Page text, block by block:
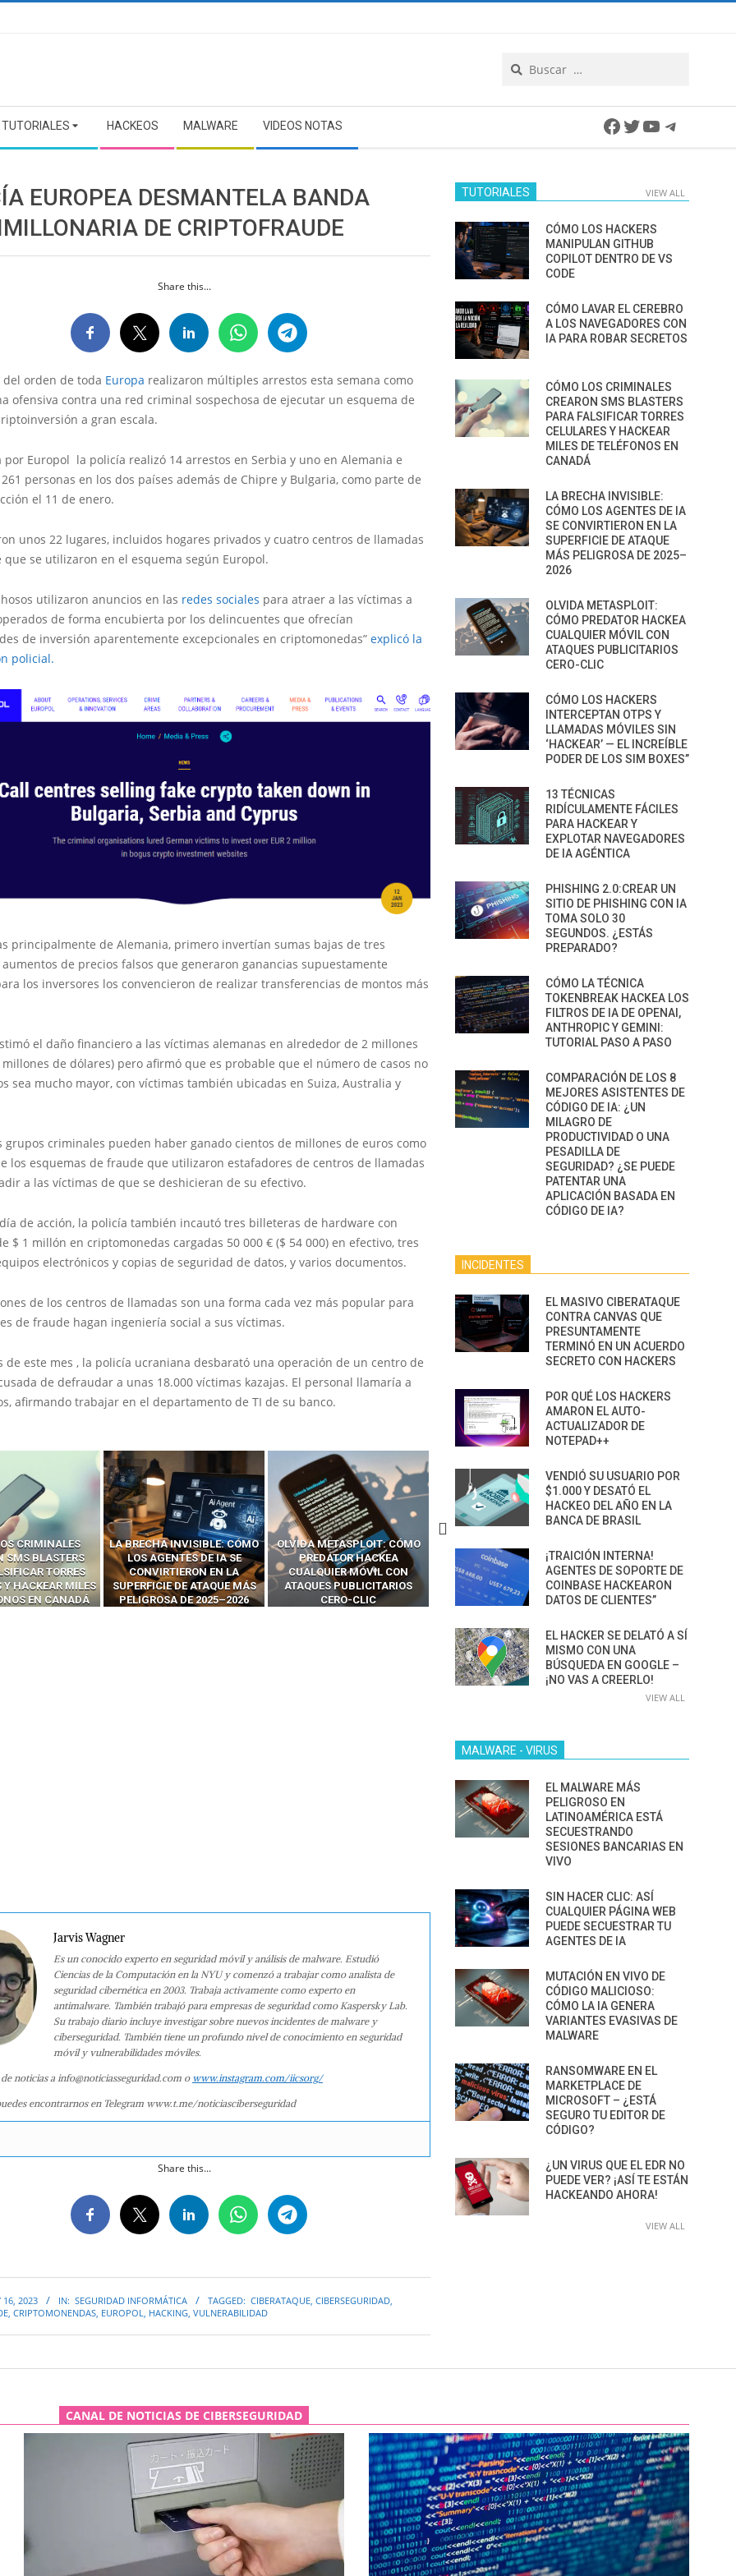
TUTORIALES HACKEOS MALWARE VIDEOS NOTAS Facebook
Twitter
YouTube
EUROPEA DESMANTELA BANDA
DE CRIPTOFRAUDE
Share this...
del orden de toda Europa realizaron múltiples arrestos esta semana como
ofensiva contra una red criminal sospechosa de ejecutar un esquema de
a gran escala.
por Europol la policía realizó 14 arrestos en Serbia y uno en Alemania e
personas en los dos países además de Chipre y Bulgaria, como parte de
el 11 de enero.
unos 22 lugares, incluidos hogares privados y cuatro centros de llamadas
que se utilizaron en el esquema según Europol.
utilizaron anuncios en las redes sociales para atraer a las víctimas a
de forma encubierta por los delincuentes que ofrecían
de inversión aparentemente excepcionales en criptomonedas” explicó la
policial.
principalmente de Alemania, primero invertían sumas bajas de tres
de precios falsos que generaron ganancias supuestamente
los inversores los convencieron de realizar transferencias de montos más
el daño financiero a las víctimas alemanas en alrededor de 2 millones
millones de dólares) pero afirmó que es probable que el número de casos no
sea mucho mayor, con víctimas también ubicadas en Suiza, Australia y
grupos criminales pueden haber ganado cientos de millones de euros como
los esquemas de fraude que utilizaron estafadores de centros de llamadas
a las víctimas de que se deshicieran de su efectivo.
de acción, la policía también incautó tres billeteras de hardware con
$ 1 millón en criptomonedas cargadas 50 000 € ($ 54 000) en efectivo, tres
electrónicos y copias de seguridad de datos, y varios documentos.
de los centros de llamadas son una forma cada vez más popular para
de fraude hagan ingeniería social a sus víctimas.
de este mes , la policía ucraniana desbarató una operación de un centro de
de defraudar a unas 18.000 víctimas kazajas. El personal llamaría a
afirmando trabajar en el departamento de TI de su banco.
CRIMINALES
SMS BLASTERS
TORRES
Y HACKEAR MILES
EN CANADÁ
LA BRECHA INVISIBLE: CÓMO
LOS AGENTES DE IA SE
CONVIRTIERON EN LA
SUPERFICIE DE ATAQUE MÁS
PELIGROSA DE 2025–2026
OLVIDA METASPLOIT: CÓMO
PREDATOR HACKEA
CUALQUIER MÓVIL CON
ATAQUES PUBLICITARIOS
CERO-CLIC
INTERCEPTAN OTPS Y
LLAMADAS MÓVILES SIN
‘HACKEAR’ — EL INCREÍBLE
PODER DE LOS SIM BOXES”
RIDÍCULAMENTE
PARA HACKEAR Y
NAVEGADORES DE IA
AGÉNTICA
Jarvis Wagner
Es un conocido experto en seguridad móvil y análisis de malware. Estudió
Ciencias de la Computación en la NYU y comenzó a trabajar como analista de
seguridad cibernética en 2003. Trabaja activamente como experto en
antimalware. También trabajó para empresas de seguridad como Kaspersky Lab.
Su trabajo diario incluye investigar sobre nuevos incidentes de malware y
ciberseguridad. También tiene un profundo nivel de conocimiento en seguridad
móvil y vulnerabilidades móviles.
noticias a info@noticiasseguridad.com o www.instagram.com/iicsorg/
encontrarnos en Telegram www.t.me/noticiasciberseguridad
Share this...
16, 2023 IN: SEGURIDAD INFORMÁTICA TAGGED: CIBERATAQUE CIBERSEGURIDAD
CRIPTOMONENDAS EUROPOL HACKING VULNERABILIDAD
TUTORIALES VIEW ALL
CÓMO LOS HACKERS
MANIPULAN GITHUB
COPILOT DENTRO DE VS
CODE
CÓMO LAVAR EL CEREBRO
A LOS NAVEGADORES CON
IA PARA ROBAR SECRETOS
CÓMO LOS CRIMINALES
CREARON SMS BLASTERS
PARA FALSIFICAR TORRES
CELULARES Y HACKEAR
MILES DE TELÉFONOS EN
CANADÁ
LA BRECHA INVISIBLE:
CÓMO LOS AGENTES DE IA
SE CONVIRTIERON EN LA
SUPERFICIE DE ATAQUE
MÁS PELIGROSA DE 2025–
2026
OLVIDA METASPLOIT:
CÓMO PREDATOR HACKEA
CUALQUIER MÓVIL CON
ATAQUES PUBLICITARIOS
CERO-CLIC
CÓMO LOS HACKERS
INTERCEPTAN OTPS Y
LLAMADAS MÓVILES SIN
‘HACKEAR’ — EL INCREÍBLE
PODER DE LOS SIM BOXES”
13 TÉCNICAS
RIDÍCULAMENTE FÁCILES
PARA HACKEAR Y
EXPLOTAR NAVEGADORES
DE IA AGÉNTICA
PHISHING 2.0:CREAR UN
SITIO DE PHISHING CON IA
TOMA SOLO 30
SEGUNDOS. ¿ESTÁS
PREPARADO?
CÓMO LA TÉCNICA
TOKENBREAK HACKEA LOS
FILTROS DE IA DE OPENAI,
ANTHROPIC Y GEMINI:
TUTORIAL PASO A PASO
COMPARACIÓN DE LOS 8
MEJORES ASISTENTES DE
CÓDIGO DE IA: ¿UN
MILAGRO DE
PRODUCTIVIDAD O UNA
PESADILLA DE
SEGURIDAD? ¿SE PUEDE
PATENTAR UNA
APLICACIÓN BASADA EN
CÓDIGO DE IA?
INCIDENTES
EL MASIVO CIBERATAQUE
CONTRA CANVAS QUE
PRESUNTAMENTE
TERMINÓ EN UN ACUERDO
SECRETO CON HACKERS
POR QUÉ LOS HACKERS
AMARON EL AUTO-
ACTUALIZADOR DE
NOTEPAD++
VENDIÓ SU USUARIO POR
$1.000 Y DESATÓ EL
HACKEO DEL AÑO EN LA
BANCA DE BRASIL
¡TRAICIÓN INTERNA!
AGENTES DE SOPORTE DE
COINBASE HACKEARON
DATOS DE CLIENTES”
EL HACKER SE DELATÓ A SÍ
MISMO CON UNA
BÚSQUEDA EN GOOGLE –
¡NO VAS A CREERLO!
VIEW ALL
MALWARE - VIRUS
EL MALWARE MÁS
PELIGROSO EN
LATINOAMÉRICA ESTÁ
SECUESTRANDO
SESIONES BANCARIAS EN
VIVO
SIN HACER CLIC: ASÍ
CUALQUIER PÁGINA WEB
PUEDE SECUESTRAR TU
AGENTES DE IA
MUTACIÓN EN VIVO DE
CÓDIGO MALICIOSO:
CÓMO LA IA GENERA
VARIANTES EVASIVAS DE
MALWARE
RANSOMWARE EN EL
MARKETPLACE DE
MICROSOFT – ¿ESTÁ
SEGURO TU EDITOR DE
CÓDIGO?
¿UN VIRUS QUE EL EDR NO
PUEDE VER? ¡ASÍ TE ESTÁN
HACKEANDO AHORA!
VIEW ALL
CANAL DE NOTICIAS DE CIBERSEGURIDAD